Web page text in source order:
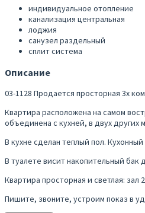
индивидуальное отопление
канализация центральная
лоджия
санузел раздельный
сплит система
Описание
03-1128 Продается просторная 3х
Квартира расположена на самом
объединена с кухней, в двух
В кухне сделан теплый пол.
В туалете висит накопительный бак
Квартира просторная и светлая:
Пишите, звоните, устроим показ в